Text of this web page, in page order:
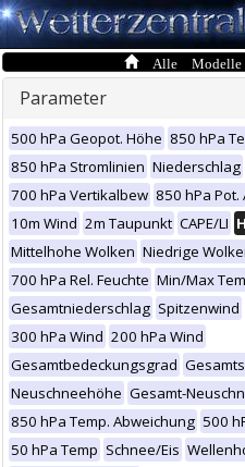
Alle Modelle
Parameter
500 hPa Geopot. Höhe 850 hPa
850 hPa Stromlinien Niederschlag
700 hPa Vertikalbew 850 hPa Pot.
10m Wind 2m Taupunkt CAPE/LI
Mittelhohe Wolken Niedrige
700 hPa Rel. Feuchte Min/Max
Gesamtniederschlag Spitzenwind
300 hPa Wind 200 hPa Wind
Gesamtbedeckungsgrad
Neuschneehöhe Gesamt-
850 hPa Temp. Abweichung 500
50 hPa Temp Schnee/Eis